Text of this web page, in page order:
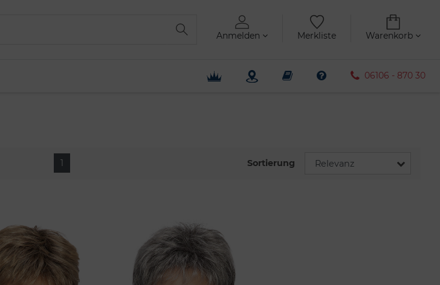
Anmelden Merkliste Warenkorb
06106 - 870 30
1 Sortierung